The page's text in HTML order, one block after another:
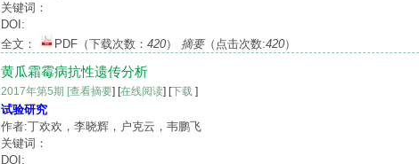
关键词：
DOI:
全文：
PDF （下载次数： 420） 摘要（点击次数:420）
黄瓜霜霉病抗性遗传分析
2017年第5期 [查看摘要] [在线阅读] [下载 ]
试验研究
作者:丁欢欢，李晓辉，户克云，韦鹏飞
关键词：
DOI: